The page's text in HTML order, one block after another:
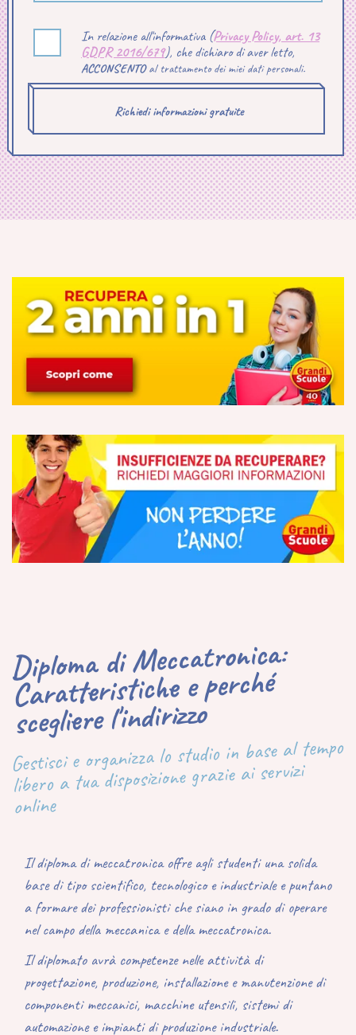
In relazione all'informativa (Privacy Policy, art. 13
GDPR 2016/679), che dichiaro di aver letto,
ACCONSENTOal trattamento dei miei dati personali.
Diploma di Meccatronica:
Caratteristiche e perché
scegliere l'indirizzo
Gestisci e organizza lo studio in base al tempo
libero a tua disposizione grazie ai servizi
online
Il diploma di meccatronica offre agli studenti una solida
base di tipo scientifico, tecnologico e industriale e puntano
a formare deiprofessionisti che siano in grado di operare
nel campo della meccanica e della meccatronica.
Il diplomato avrà competenze nelle attività di
progettazione, produzione, installazione e manutenzione di
componenti meccanici, macchine utensili, sistemi di
automazione e impianti di produzione industriale.